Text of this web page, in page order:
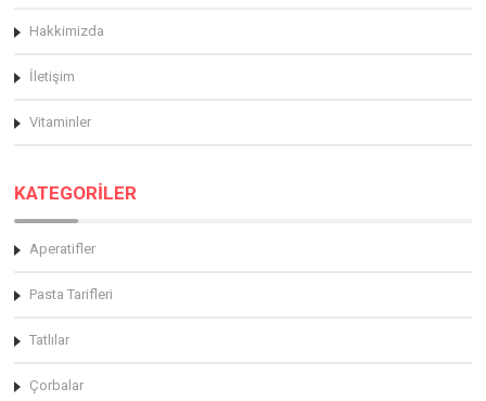
Hakkimizda
İletişim
Vitaminler
KATEGORİLER
Aperatifler
Pasta Tarifleri
Tatlılar
Çorbalar